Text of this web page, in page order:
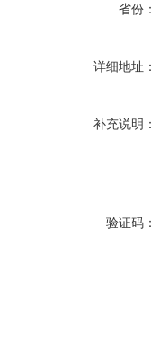
省份：
详细地址：
补充说明：
验证码：